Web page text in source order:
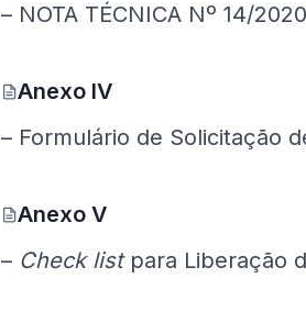
– NOTA TÉCNICA Nº 14/
Anexo IV
(Google Drive, abre em nova
– Formulário de Solicitação
Anexo V
(Google Drive, abre em nova
– Check listpara Liberação